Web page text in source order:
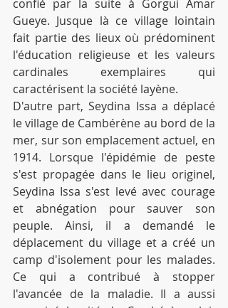
confié par la suite à Gorgui Amar
Gueye. Jusque là ce village lointain
fait partie des lieux où prédominent
l'éducation religieuse et les valeurs
cardinales exemplaires qui
caractérisent la société layène.
D'autre part, Seydina Issa a déplacé
le village de Cambérène au bord de la
mer, sur son emplacement actuel, en
1914. Lorsque l'épidémie de peste
s'est propagée dans le lieu originel,
Seydina Issa s'est levé avec courage
et abnégation pour sauver son
peuple. Ainsi, il a demandé le
déplacement du village et a créé un
camp d'isolement pour les malades.
Ce qui a contribué à stopper
l'avancée de la maladie. Il a aussi